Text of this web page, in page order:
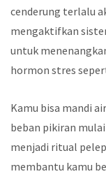
cenderung terlalu
mengaktifkan
untuk
hormon stres
Kamu bisa mandi
beban pikiran
menjadi ritual
membantu kamu